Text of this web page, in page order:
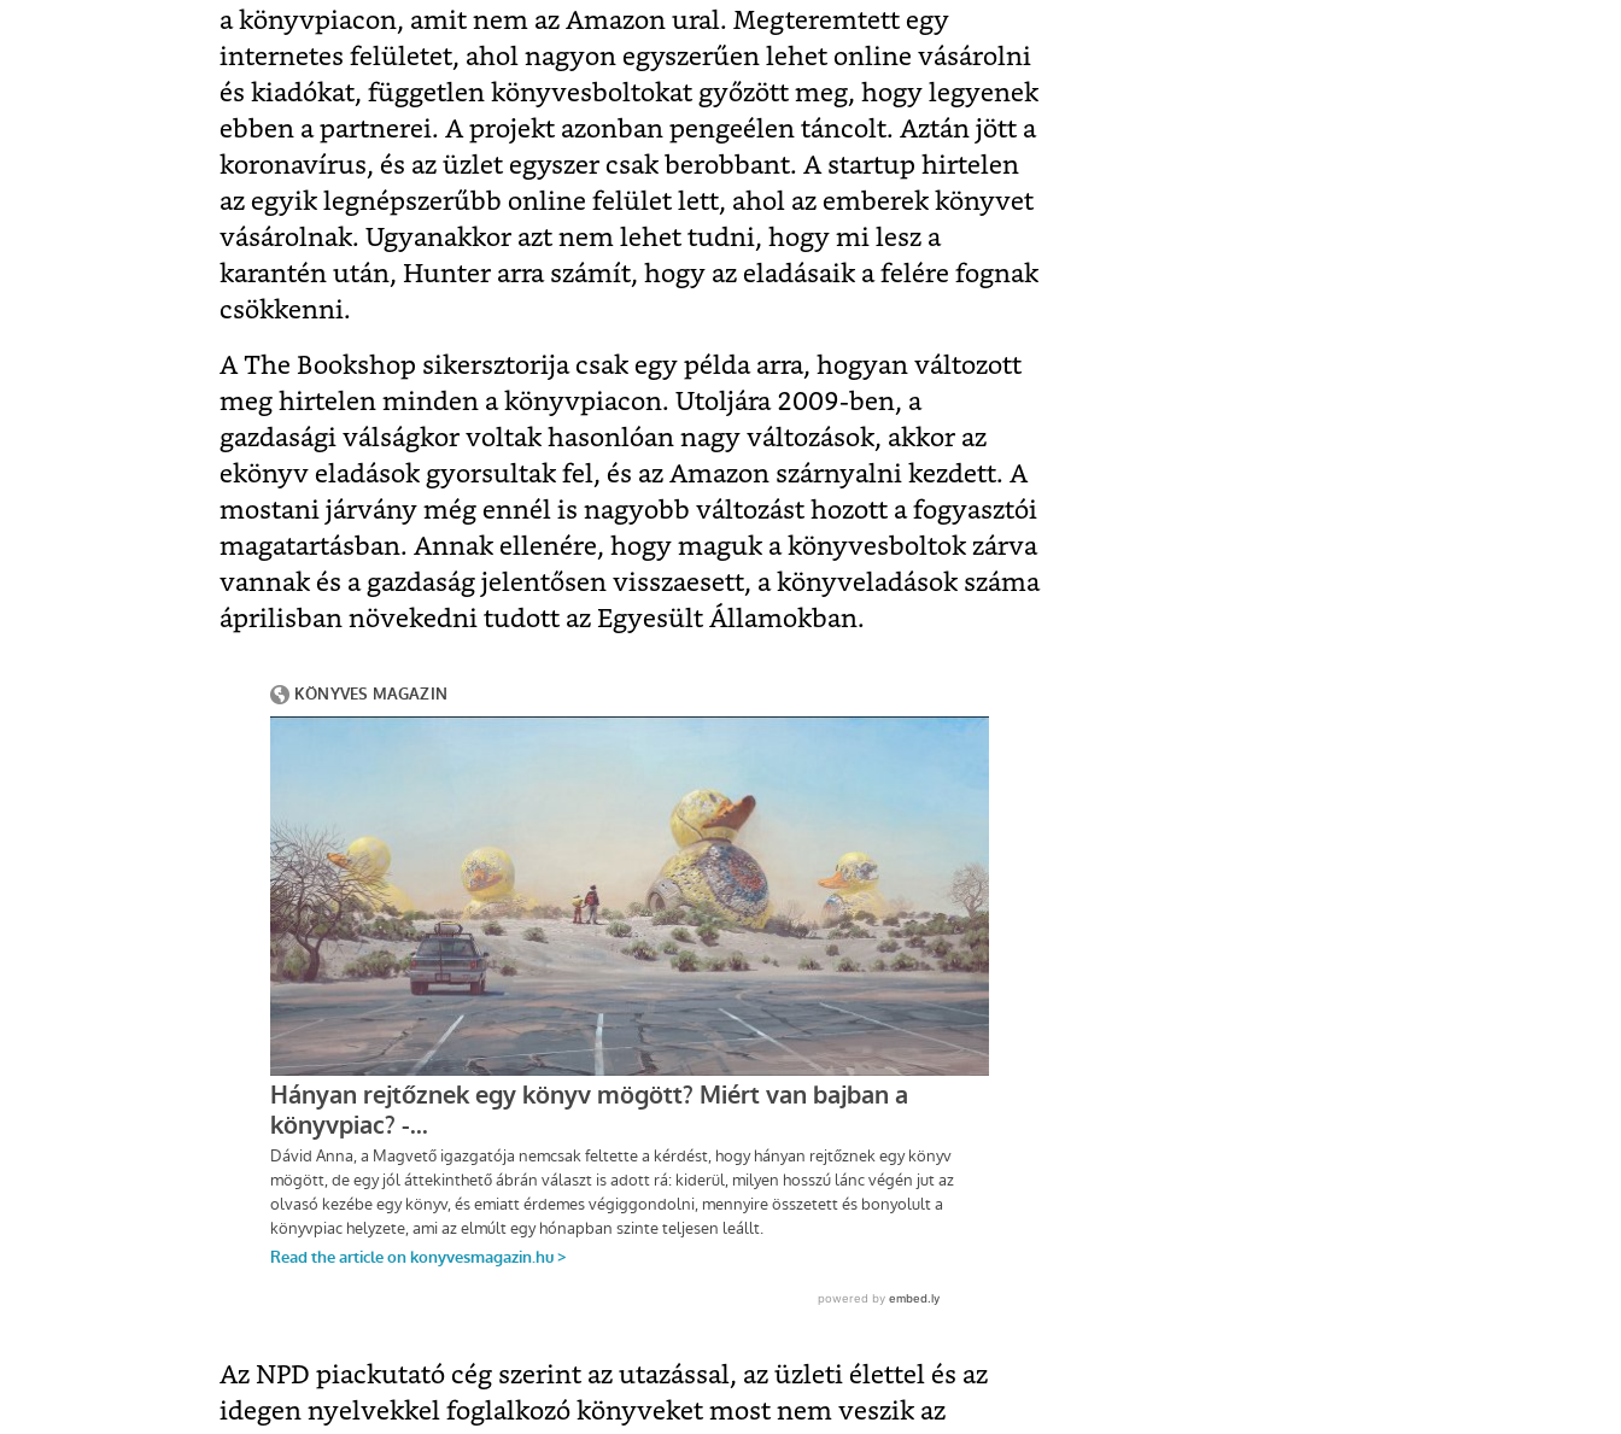
a könyvpiacon, amit nem az Amazon ural. Megteremtett egy
internetes felületet, ahol nagyon egyszerűen lehet online vásárolni
és kiadókat, független könyvesboltokat győzött meg, hogy legyenek
ebben a partnerei. A projekt azonban pengeélen táncolt. Aztán jött a
koronavírus, és az üzlet egyszer csak berobbant. A startup hirtelen
az egyik legnépszerűbb online felület lett, ahol az emberek könyvet
vásárolnak. Ugyanakkor azt nem lehet tudni, hogy mi lesz a
karantén után, Hunter arra számít, hogy az eladásaik a felére fognak
csökkenni.
A The Bookshop sikersztorija csak egy példa arra, hogyan változott
meg hirtelen minden a könyvpiacon. Utoljára 2009-ben, a
gazdasági válságkor voltak hasonlóan nagy változások, akkor az
ekönyv eladások gyorsultak fel, és az Amazon szárnyalni kezdett. A
mostani járvány még ennél is nagyobb változást hozott a fogyasztói
magatartásban. Annak ellenére, hogy maguk a könyvesboltok zárva
vannak és a gazdaság jelentősen visszaesett, a könyveladások száma
áprilisban növekedni tudott az Egyesült Államokban.
Az NPD piackutató cég szerint az utazással, az üzleti élettel és az
idegen nyelvekkel foglalkozó könyveket most nem veszik az